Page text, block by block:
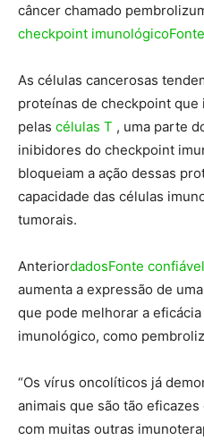
câncer chamado
checkpoint imunológico
As células cancerosas
proteínas de checkpoint que
pelas células T , uma parte
inibidores do checkpoint
bloqueiam a ação dessas
capacidade das células
tumorais.
AnteriordadosFonte confiável
aumenta a expressão de
que pode melhorar a
imunológico, como
“Os vírus oncolíticos já
animais que são tão
com muitas outras